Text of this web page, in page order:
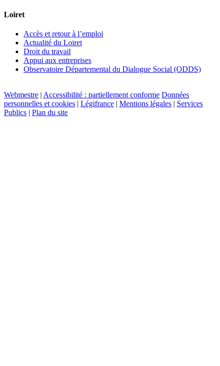
Loiret
Accès et retour à l’emploi
Actualité du Loiret
Droit du travail
Appui aux entreprises
Observatoire Départemental du Dialogue Social (ODDS)
Webmestre | Accessibilité : partiellement conforme Données
personnelles et cookies | Légifrance | Mentions légales | Services
Publics | Plan du site